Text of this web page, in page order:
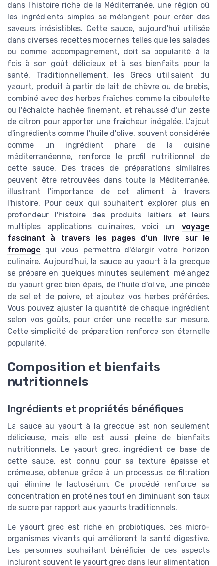
dans l'histoire riche de la Méditerranée, une région où
les ingrédients simples se mélangent pour créer des
saveurs irrésistibles. Cette sauce, aujourd'hui utilisée
dans diverses recettes modernes telles que les salades
ou comme accompagnement, doit sa popularité à la
fois à son goût délicieux et à ses bienfaits pour la
santé. Traditionnellement, les Grecs utilisaient du
yaourt, produit à partir de lait de chèvre ou de brebis,
combiné avec des herbes fraîches comme la ciboulette
ou l'échalote hachée finement, et rehaussé d'un zeste
de citron pour apporter une fraîcheur inégalée. L'ajout
d'ingrédients comme l'huile d'olive, souvent considérée
comme un ingrédient phare de la cuisine
méditerranéenne, renforce le profil nutritionnel de
cette sauce. Des traces de préparations similaires
peuvent être retrouvées dans toute la Méditerranée,
illustrant l'importance de cet aliment à travers
l'histoire. Pour ceux qui souhaitent explorer plus en
profondeur l'histoire des produits laitiers et leurs
multiples applications culinaires, voici un voyage
fascinant à travers les pages d'un livre sur le
fromage qui vous permettra d'élargir votre horizon
culinaire. Aujourd'hui, la sauce au yaourt à la grecque
se prépare en quelques minutes seulement, mélangez
du yaourt grec bien épais, de l'huile d'olive, une pincée
de sel et de poivre, et ajoutez vos herbes préférées.
Vous pouvez ajuster la quantité de chaque ingrédient
selon vos goûts, pour créer une recette sur mesure.
Cette simplicité de préparation renforce son éternelle
popularité.
Composition et bienfaits
nutritionnels
Ingrédients et propriétés bénéfiques
La sauce au yaourt à la grecque est non seulement
délicieuse, mais elle est aussi pleine de bienfaits
nutritionnels. Le yaourt grec, ingrédient de base de
cette sauce, est connu pour sa texture épaisse et
crémeuse, obtenue grâce à un processus de filtration
qui élimine le lactosérum. Ce procédé renforce sa
concentration en protéines tout en diminuant son taux
de sucre par rapport aux yaourts traditionnels.
Le yaourt grec est riche en probiotiques, ces micro-
organismes vivants qui améliorent la santé digestive.
Les personnes souhaitant bénéficier de ces aspects
incluront souvent le yaourt grec dans leur alimentation